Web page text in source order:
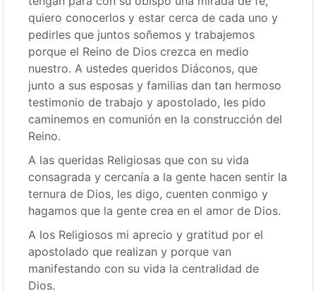
quiero conocerlos y estar cerca de cada uno y
pedirles que juntos soñemos y trabajemos
porque el Reino de Dios crezca en medio
nuestro. A ustedes queridos Diáconos, que
junto a sus esposas y familias dan tan hermoso
testimonio de trabajo y apostolado, les pido
caminemos en comunión en la construcción del
Reino.
A las queridas Religiosas que con su vida
consagrada y cercanía a la gente hacen sentir la
ternura de Dios, les digo, cuenten conmigo y
hagamos que la gente crea en el amor de Dios.
A los Religiosos mi aprecio y gratitud por el
apostolado que realizan y porque van
manifestando con su vida la centralidad de
Dios.